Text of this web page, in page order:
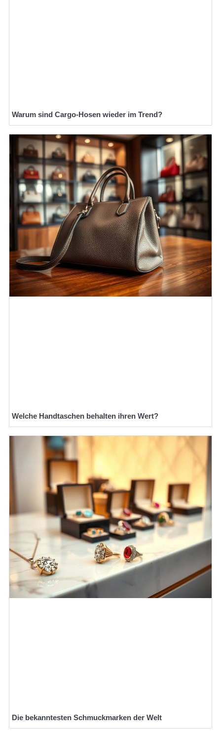
Warum sind Cargo-Hosen wieder im Trend?
Welche Handtaschen behalten ihren Wert?
Die bekanntesten Schmuckmarken der Welt